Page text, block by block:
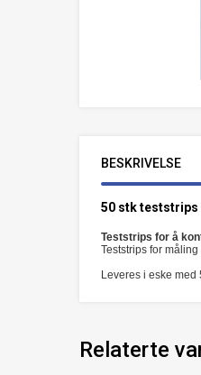
BESKRIVELSE
50 stk teststrips
Teststrips for å
Teststrips for
Leveres i eske med
Relaterte